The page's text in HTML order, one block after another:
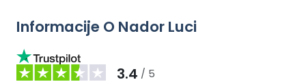
Informacije O Nador Luci
3.4 / 5